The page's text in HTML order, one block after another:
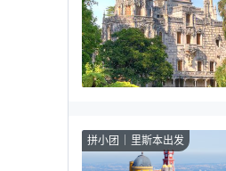
拼小团 里斯本出发